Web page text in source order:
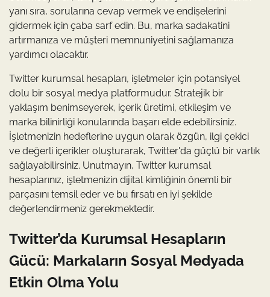
yanı sıra, sorularına cevap vermek ve endişelerini
gidermek için çaba sarf edin. Bu, marka sadakatini
artırmanıza ve müşteri memnuniyetini sağlamanıza
yardımcı olacaktır.
Twitter kurumsal hesapları, işletmeler için potansiyel
dolu bir sosyal medya platformudur. Stratejik bir
yaklaşım benimseyerek, içerik üretimi, etkileşim ve
marka bilinirliği konularında başarı elde edebilirsiniz.
İşletmenizin hedeflerine uygun olarak özgün, ilgi çekici
ve değerli içerikler oluşturarak, Twitter'da güçlü bir varlık
sağlayabilirsiniz. Unutmayın, Twitter kurumsal
hesaplarınız, işletmenizin dijital kimliğinin önemli bir
parçasını temsil eder ve bu fırsatı en iyi şekilde
değerlendirmeniz gerekmektedir.
Twitter’da Kurumsal Hesapların
Gücü: Markaların Sosyal Medyada
Etkin Olma Yolu